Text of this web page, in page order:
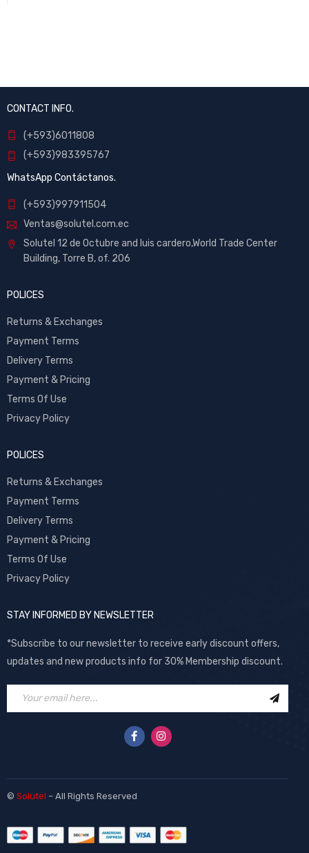
CONTACT INFO.
(+593)6011808
(+593)983395767
WhatsApp Contáctanos.
(+593)997911504
Ventas@solutel.com.ec
Solutel 12 de Octubre and luis cardero,World Trade Center
Building, Torre B, of. 206
POLICES
Returns & Exchanges
Payment Terms
Delivery Terms
Payment & Pricing
Terms Of Use
Privacy Policy
POLICES
Returns & Exchanges
Payment Terms
Delivery Terms
Payment & Pricing
Terms Of Use
Privacy Policy
STAY INFORMED BY NEWSLETTER
*Subscribe to our newsletter to receive early discount offers,
updates and new products info for 30% Membership discount.
© Solutel – All Rights Reserved